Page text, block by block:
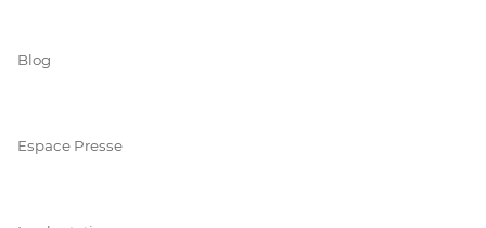
Blog
Espace Presse